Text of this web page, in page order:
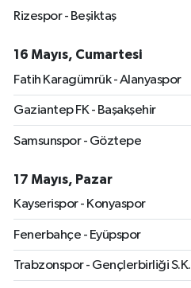
Rizespor - Beşiktaş
16 Mayıs, Cumartesi
Fatih Karagümrük - Alanyaspor
Gaziantep FK - Başakşehir
Samsunspor - Göztepe
17 Mayıs, Pazar
Kayserispor - Konyaspor
Fenerbahçe - Eyüpspor
Trabzonspor - Gençlerbirliği S.K.